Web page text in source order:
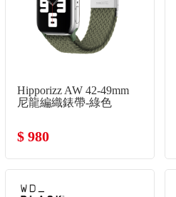
Hipporizz AW 42-49mm
尼龍編織錶帶-綠色
$ 980